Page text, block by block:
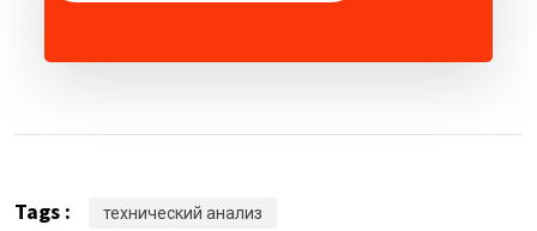
Tags : технический анализ